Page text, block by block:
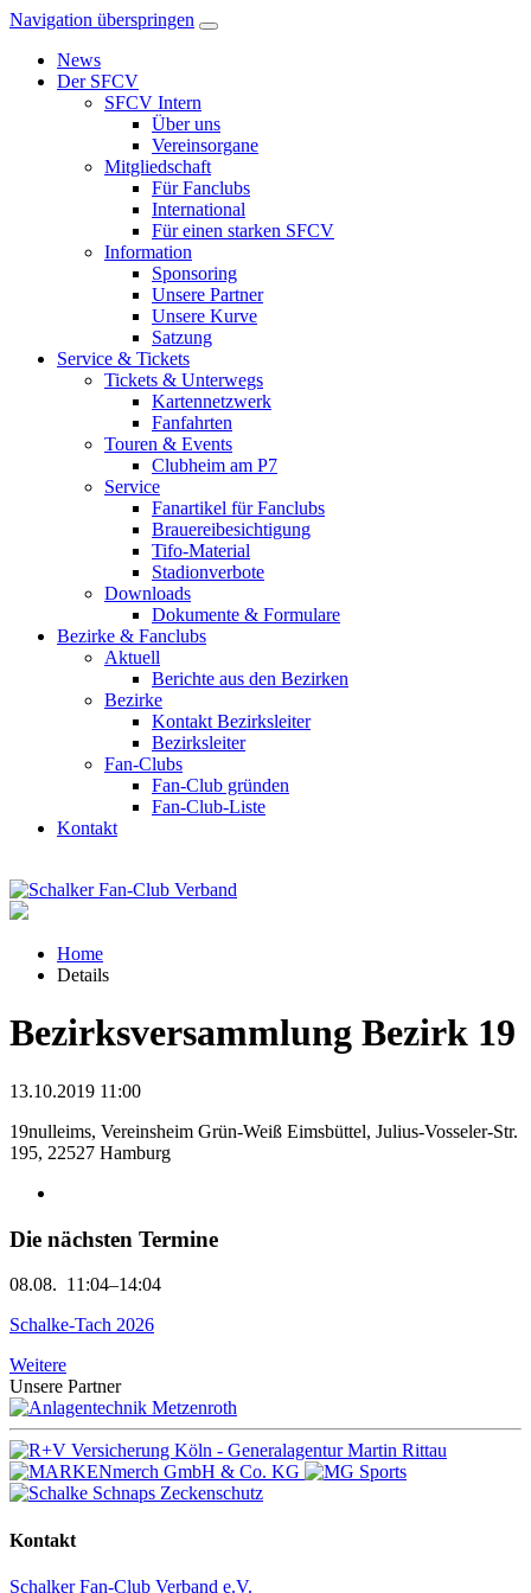
Navigation überspringen
News
Der SFCV
SFCV Intern
Über uns
Vereinsorgane
Mitgliedschaft
Für Fanclubs
International
Für einen starken SFCV
Information
Sponsoring
Unsere Partner
Unsere Kurve
Satzung
Service & Tickets
Tickets & Unterwegs
Kartennetzwerk
Fanfahrten
Touren & Events
Clubheim am P7
Service
Fanartikel für Fanclubs
Brauereibesichtigung
Tifo-Material
Stadionverbote
Downloads
Dokumente & Formulare
Bezirke & Fanclubs
Aktuell
Berichte aus den Bezirken
Bezirke
Kontakt Bezirksleiter
Bezirksleiter
Fan-Clubs
Fan-Club gründen
Fan-Club-Liste
Kontakt
Home
Details
Bezirksversammlung Bezirk 19
13.10.2019 11:00
19nulleims, Vereinsheim Grün-Weiß Eimsbüttel, Julius-Vosseler-Str.
195, 22527 Hamburg
Die nächsten Termine
08.08. 11:04–14:04
Schalke-Tach 2026
Weitere
Unsere Partner
Kontakt
Schalker Fan-Club Verband e.V.